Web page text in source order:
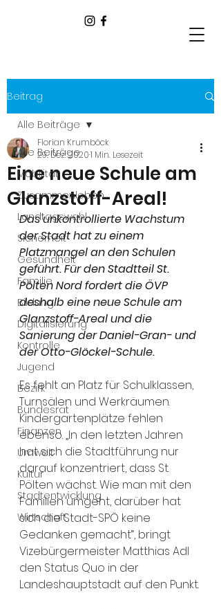
Beitrag
Alle Beiträge
Mobilität
Zusammenleben
Landtagswahl
Sicherheit
Gesundheit
Familie
Bildung
Digitalisierung
Kontrolle
Jugend
Bezirk
Bundesrat
Finanzen
Umwelt
Kultur
Stadtentwicklung
Wirtschaft
Alle Beiträge
Eine neue Schule am
Glanzstoff-Areal!
Florian Krumböck
29. Dez. 20201 Min. Lesezeit
Das unkontrollierte Wachstum
der Stadt hat zu einem
Platzmangel an den Schulen
geführt. Für den Stadtteil St.
Pölten Nord fordert die ÖVP
deshalb eine neue Schule am
Glanzstoff-Areal und die
Sanierung der Daniel-Gran- und
der Otto-Glöckel-Schule.
Es fehlt an Platz für Schulklassen,
Turnsälen und Werkräumen.
Kinder­gartenplätze fehlen
ebenso. „In den letzten Jahren
hat sich die Stadtführung nur
darauf konzentriert, dass St.
Pölten wächst. Wie man mit den
Familien umgeht, darüber hat
sich die Stadt-SPÖ keine
Gedanken gemacht“, bringt
Vizebürgermeister Matthias Adl
den Status Quo in der
Landeshauptstadt auf den Punkt.